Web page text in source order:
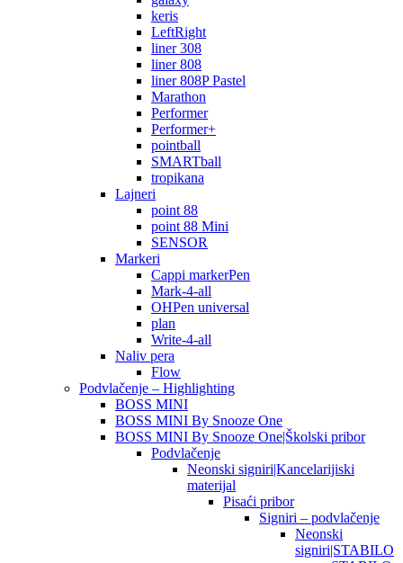
keris
LeftRight
liner 308
liner 808
liner 808P Pastel
Marathon
Performer
Performer+
pointball
SMARTball
tropikana
Lajneri
point 88
point 88 Mini
SENSOR
Markeri
Cappi markerPen
Mark-4-all
OHPen universal
plan
Write-4-all
Naliv pera
Flow
Podvlačenje – Highlighting
BOSS MINI
BOSS MINI By Snooze One
BOSS MINI By Snooze One|Školski pribor
Podvlačenje
Neonski signiri|Kancelarijiski
materijal
Pisaći pribor
Signiri – podvlačenje
Neonski
signiri|STABILO